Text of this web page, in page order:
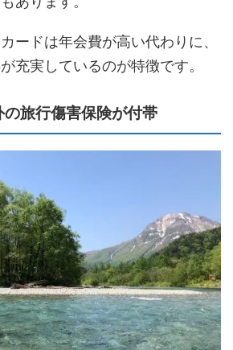
ードは年会費が高い代わりに、
充実しているのが特徴です。
の旅行傷害保険が付帯